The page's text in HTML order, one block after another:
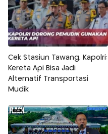
Cek Stasiun Tawang, Kapolri:
Kereta Api Bisa Jadi
Alternatif Transportasi
Mudik